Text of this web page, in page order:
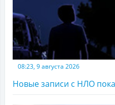
08:23, 9 августа 2026
Новые записи с НЛО